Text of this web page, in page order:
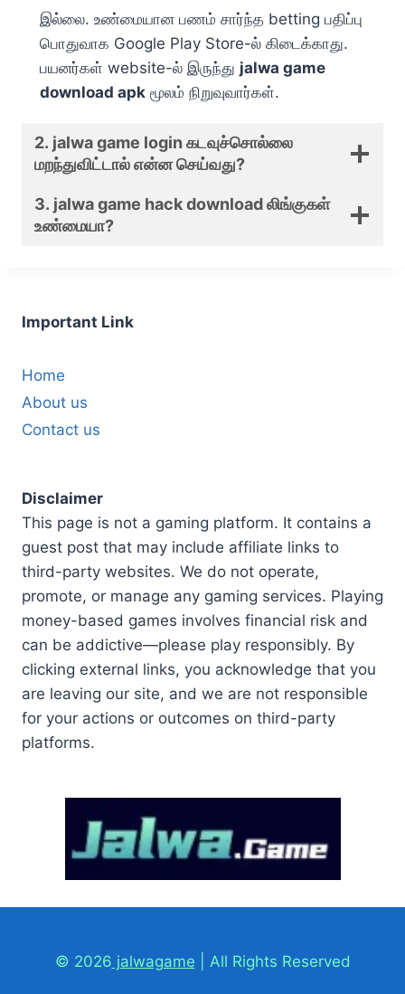
இல்லை. உண்மையான பணம் சார்ந்த betting பதிப்பு
பொதுவாக Google Play Store-ல் கிடைக்காது.
பயனர்கள் website-ல் இருந்து jalwa game
download apk மூலம் நிறுவுவார்கள்.
2. jalwa game login கடவுச்சொல்லை
மறந்துவிட்டால் என்ன செய்வது?
3. jalwa game hack download லிங்குகள்
உண்மையா?
Important Link
Home
About us
Contact us
Disclaimer
This page is not a gaming platform. It contains a
guest post that may include affiliate links to
third-party websites. We do not operate,
promote, or manage any gaming services. Playing
money-based games involves financial risk and
can be addictive—please play responsibly. By
clicking external links, you acknowledge that you
are leaving our site, and we are not responsible
for your actions or outcomes on third-party
platforms.
© 2026 jalwagame | All Rights Reserved